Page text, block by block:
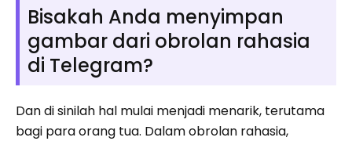
Bisakah Anda menyimpan
gambar dari obrolan rahasia
di Telegram?
Dan di sinilah hal mulai menjadi menarik, terutama
bagi para orang tua. Dalam obrolan rahasia,